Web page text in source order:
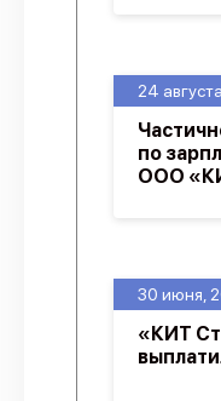
30 июня,
«КИТ
24
по
ООО